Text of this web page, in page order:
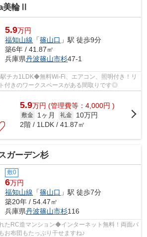
美輪Ⅱ
5.9万円
福知山線 「篠山口 」駅 徒歩9分
築6年 / 41.87㎡
兵庫県丹波篠山市杉47-1
チカ1LDK◆無料Wi-Fi、エアコン、照明付き！リ
付きのワークスペースがある間取りです◎
5.9万円 (管理費等：4,000円 )
敷金 1ヶ月 礼金
10万円
2階 / 1LDK / 41.87㎡
ガーデン杉
敷0
6万円
福知山線 「篠山口 」駅 徒歩7分
築20年 / 54.47㎡
兵庫県丹波篠山市杉116
たRC造マンション◆インターネット無料！両面バ
お布団もたっぷり干せますね♪